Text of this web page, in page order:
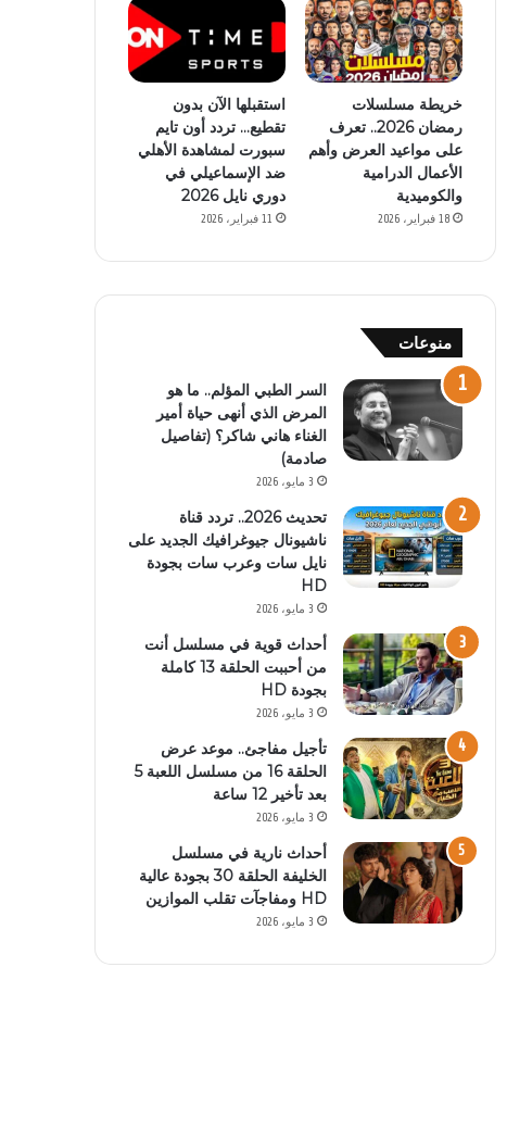
خريطة مسلسلات
رمضان 2026.. تعرف
على مواعيد العرض وأهم
الأعمال الدرامية
والكوميدية
18 فبراير، 2026
استقبلها الآن بدون
تقطيع… تردد أون تايم
سبورت لمشاهدة الأهلي
ضد الإسماعيلي في
دوري نايل 2026
11 فبراير، 2026
منوعات
السر الطبي المؤلم.. ما هو
المرض الذي أنهى حياة أمير
الغناء هاني شاكر؟ (تفاصيل
صادمة)
3 مايو، 2026
تحديث 2026.. تردد قناة
ناشيونال جيوغرافيك الجديد على
نايل سات وعرب سات بجودة
HD
3 مايو، 2026
أحداث قوية في مسلسل أنت
من أحببت الحلقة 13 كاملة
بجودة HD
3 مايو، 2026
تأجيل مفاجئ.. موعد عرض
الحلقة 16 من مسلسل اللعبة 5
بعد تأخير 12 ساعة
3 مايو، 2026
أحداث نارية في مسلسل
الخليفة الحلقة 30 بجودة عالية
HD ومفاجآت تقلب الموازين
3 مايو، 2026